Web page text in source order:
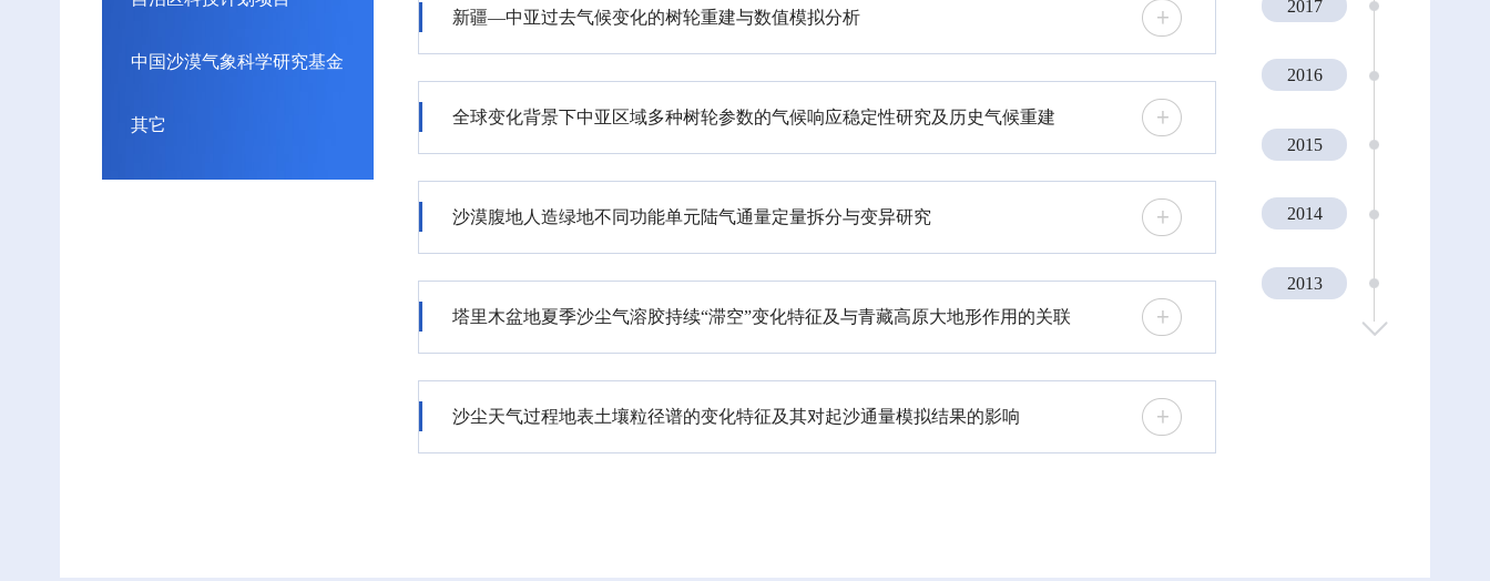
中国沙漠气象科学研究基金
其它
2017
2016
2015
2014
2013
新疆—中亚过去气候变化的树轮重建与数值模拟分析
全球变化背景下中亚区域多种树轮参数的气候响应稳定性研究及历史气候重建
沙漠腹地人造绿地不同功能单元陆气通量定量拆分与变异研究
塔里木盆地夏季沙尘气溶胶持续“滞空”变化特征及与青藏高原大地形作用的关联
沙尘天气过程地表土壤粒径谱的变化特征及其对起沙通量模拟结果的影响